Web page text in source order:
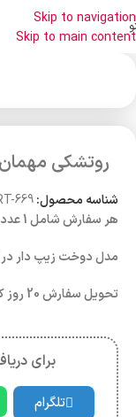
Skip to navigation
Skip to main content
روتشکی مهمان
شناسه محصول:669
هر سفارش شامل 1 عدد روتشکی
مدل دوخت زیپ دار در
تحویل سفارش 20 روز کاری
برای
تلگرام